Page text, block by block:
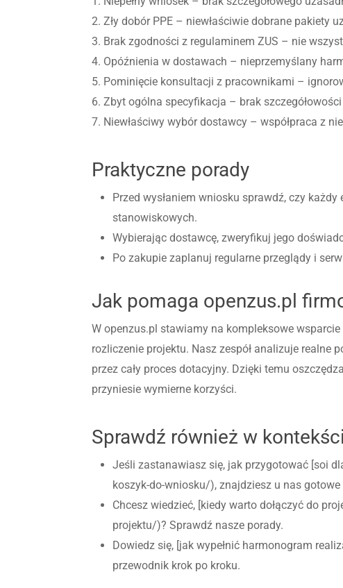
2. Zły dobór PPE – niewłaściwie dobrane pakiety
3. Brak zgodności z regulaminem ZUS – nie
4. Opóźnienia w dostawach – nieprzemyślany
5. Pominięcie konsultacji z pracownikami –
6. Zbyt ogólna specyfikacja – brak
7. Niewłaściwy wybór dostawcy – współpraca z
Praktyczne porady
Przed wysłaniem wniosku sprawdź, czy
stanowiskowych.
Wybierając dostawcę, zweryfikuj jego
Po zakupie zaplanuj regularne przeglądy i
Jak pomaga openzus.pl
W openzus.pl stawiamy na kompleksowe
rozliczenie projektu. Nasz zespół analizuje realne
przez cały proces dotacyjny. Dzięki temu
przyniesie wymierne korzyści.
Sprawdź również w
Jeśli zastanawiasz się, jak przygotować [soi
koszyk-do-wniosku/), znajdziesz u nas
Chcesz wiedzieć, [kiedy warto dołączyć do
projektu/)? Sprawdź nasze porady.
Dowiedz się, [jak wypełnić harmonogram
przewodnik krok po kroku.